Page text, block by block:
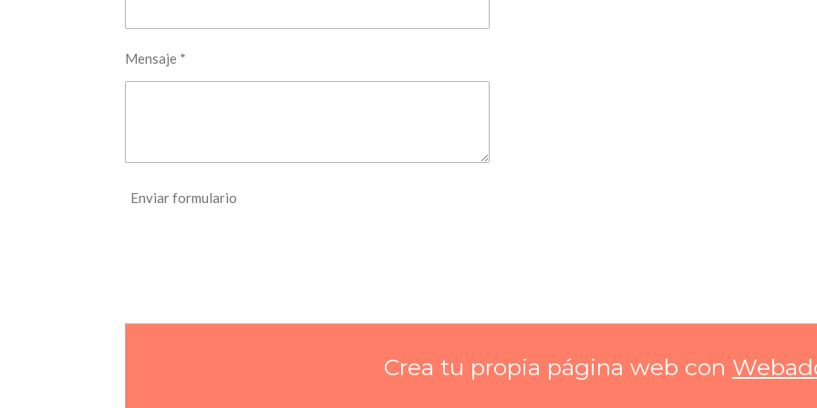
Mensaje *
Enviar formulario
Crea tu propia página web con